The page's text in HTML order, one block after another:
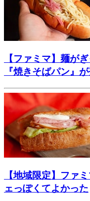
【ファミマ】麺が
『焼きそばパン』が
【地域限定】ファ
ェっぽくてよかった